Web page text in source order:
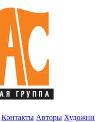
Контакты Авторы